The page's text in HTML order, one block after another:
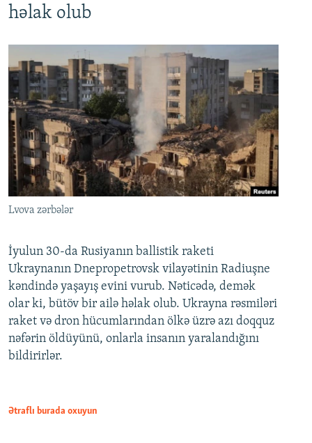
həlak olub
Lvova zərbələr
İyulun 30-da Rusiyanın ballistik raketi
Ukraynanın Dnepropetrovsk vilayətinin Radiuşne
kəndində yaşayış evini vurub. Nəticədə, demək
olar ki, bütöv bir ailə həlak olub. Ukrayna rəsmiləri
raket və dron hücumlarından ölkə üzrə azı doqquz
nəfərin öldüyünü, onlarla insanın yaralandığını
bildirirlər.
Ətraflı burada oxuyun